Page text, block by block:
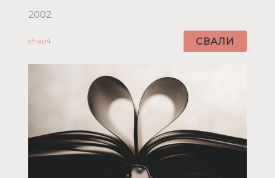
2002
chap4 СВАЛИ